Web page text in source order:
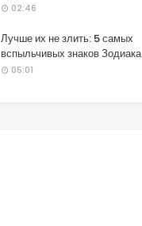
02:46
Лучше их не злить: 5 самых
вспыльчивых знаков Зодиака
05:01